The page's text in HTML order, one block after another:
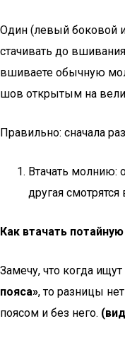
Один (левый боковой
стачивать до
вшиваете обычную
шов открытым на
Правильно: сначала
Втачать молнию:
другая
Как втачать
Замечу, что когда ищут
пояса», то разницы
поясом и без него.